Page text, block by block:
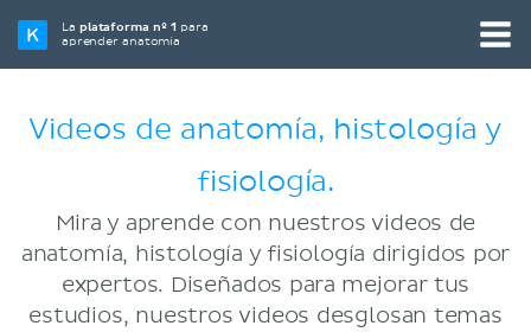
Laplataforma nº 1 para
aprender anatomía
Videos de anatomía, histología y
fisiología.
Mira y aprende con nuestros videos de
anatomía, histología y fisiología dirigidos por
expertos. Diseñados para mejorar tus
estudios, nuestros videos desglosan temas